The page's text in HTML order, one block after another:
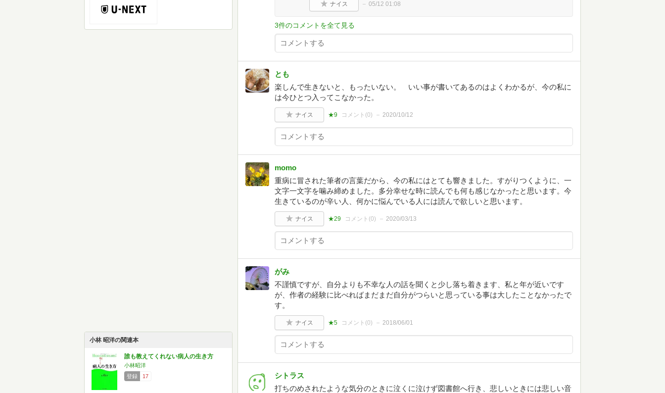
小林 昭洋の関連本
誰も教えてくれない病人の生き方
小林昭洋
登録
17
ナイス 05/12 01:08
3件のコメントを全て見る
とも
楽しんで生きないと、もったいない。 いい事が書いてあるのはよくわかるが、今の私に
は今ひとつ入ってこなかった。
ナイス ★9 コメント(0) 2020/10/12
momo
重病に冒された筆者の言葉だから、今の私にはとても響きました。すがりつくように、一
文字一文字を噛み締めました。多分幸せな時に読んでも何も感じなかったと思います。今
生きているのが辛い人、何かに悩んでいる人には読んで欲しいと思います。
ナイス ★29 コメント(0) 2020/03/13
がみ
不謹慎ですが、自分よりも不幸な人の話を聞くと少し落ち着きます、私と年が近いです
が、作者の経験に比べればまだまだ自分がつらいと思っている事は大したことなかったで
す。
ナイス ★5 コメント(0) 2018/06/01
シトラス
打ちのめされたような気分のときに泣くに泣けず図書館へ行き、悲しいときには悲しい音